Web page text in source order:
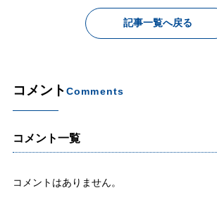
記事一覧へ戻る
コメントComments
コメント一覧
コメントはありません。